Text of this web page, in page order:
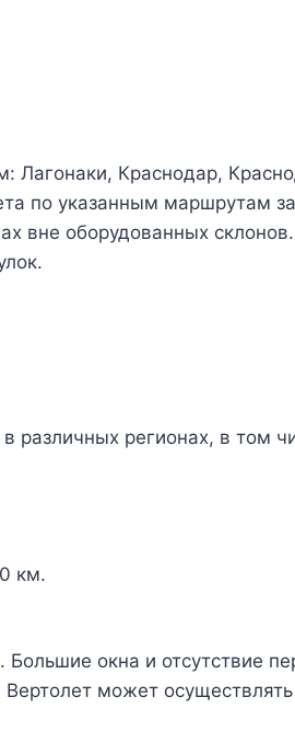
Лагонаки, Краснодар,
по указанным маршрутам
вне оборудованных склонов.
различных регионах, в том
км.
окна и отсутствие
может